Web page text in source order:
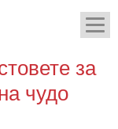
за
чудо